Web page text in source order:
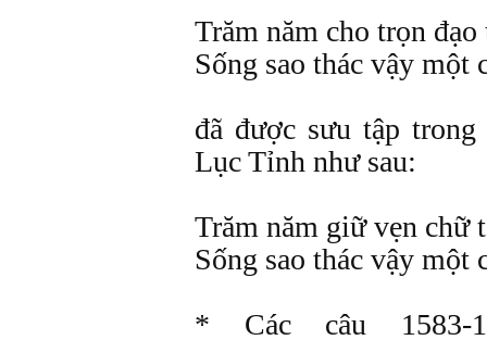
Trăm năm cho trọn đạo
Sống sao thác vậy một
đã được sưu tập
Lục Tỉnh như sau:
Trăm năm giữ vẹn chữ
Sống sao thác vậy một
* Các câu 1583-